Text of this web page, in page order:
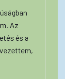
Az
és a